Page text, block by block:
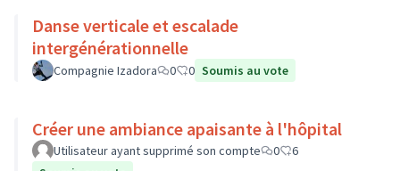
Danse verticale et escalade
intergénérationnelle
Compagnie Izadora 0 0 Soumis au vote
Créer une ambiance apaisante à l'hôpital
Utilisateur ayant supprimé son compte 0
6